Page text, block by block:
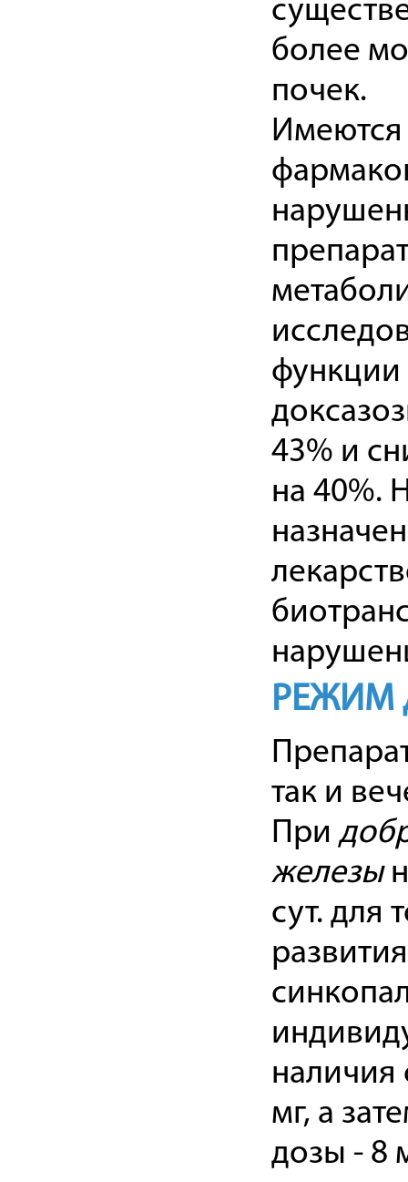
более
почек.
функции
43% и
на 40%.
РЕЖИМ
так и
При
железы
сут. для
мг, а
дозы - 8